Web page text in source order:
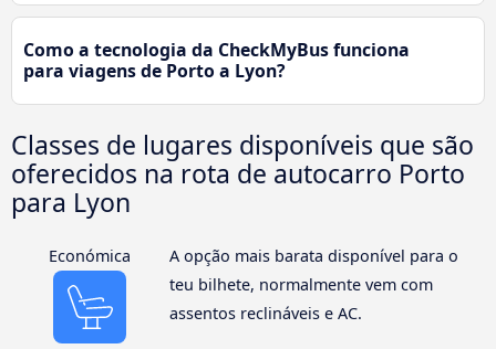
Como a tecnologia da CheckMyBus funciona
para viagens de Porto a Lyon?
Classes de lugares disponíveis que são
oferecidos na rota de autocarro Porto
para Lyon
Económica
A opção mais barata disponível para o
teu bilhete, normalmente vem com
assentos reclináveis e AC.